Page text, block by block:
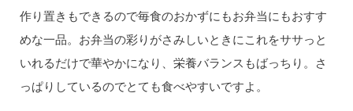
作り置きもできるので毎食のおかずにもお弁当にもおすす
めな一品。お弁当の彩りがさみしいときにこれをササっと
いれるだけで華やかになり、栄養バランスもばっちり。さ
っぱりしているのでとても食べやすいですよ。